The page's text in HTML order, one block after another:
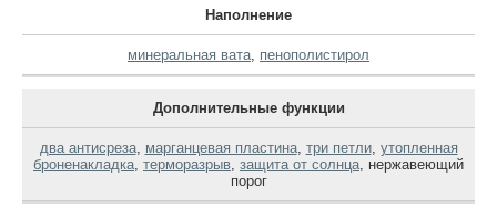
Наполнение
минеральная вата, пенополистирол
Дополнительные функции
два антисреза, марганцевая пластина, три петли, утопленная
броненакладка, терморазрыв, защита от солнца, нержавеющий
порог